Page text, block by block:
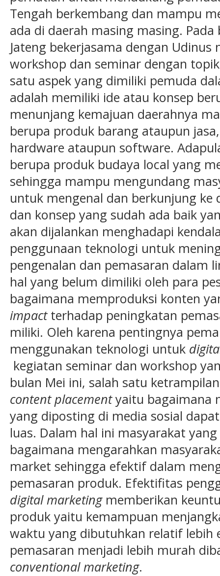
Tengah berkembang dan mampu
ada di daerah masing masing.
Jateng bekerjasama dengan
workshop dan seminar dengan
satu aspek yang dimiliki pemuda
adalah memiliki ide atau konsep
menunjang kemajuan daerahnya
berupa produk barang ataupun
hardware ataupun software.
berupa produk budaya local yang
sehingga mampu mengundang
untuk mengenal dan berkunjung ke
dan konsep yang sudah ada baik
akan dijalankan menghadapi
penggunaan teknologi untuk
pengenalan dan pemasaran dalam
hal yang belum dimiliki oleh para
bagaimana memproduksi konten
impactterhadap peningkatan
miliki. Oleh karena pentingnya
menggunakan teknologi untuk
kegiatan seminar dan workshop
bulan Mei ini, salah satu
content placementyaitu bagaimana
yang diposting di media sosial
luas. Dalam hal ini masyarakat
bagaimana mengarahkan
market sehingga efektif dalam
pemasaran produk. Efektifitas
digital marketing memberikan
produk yaitu kemampuan
waktu yang dibutuhkan relatif lebih
pemasaran menjadi lebih murah
conventional marketing.